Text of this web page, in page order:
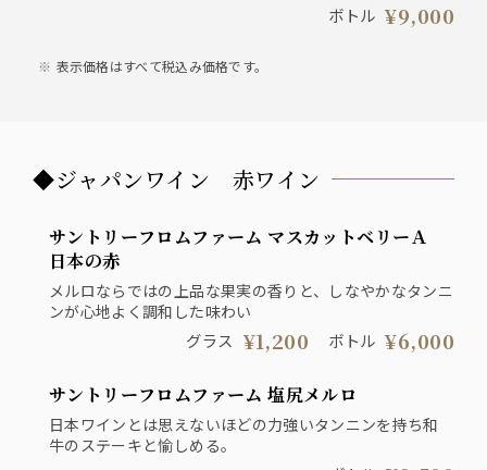
ボトル ¥9,000
表示価格はすべて税込み価格です。
◆ジャパンワイン 赤ワイン
サントリーフロムファーム マスカットベリーＡ
日本の赤
メルロならではの上品な果実の香りと、しなやかなタンニ
ンが心地よく調和した味わい
グラス ¥1,200 ボトル ¥6,000
サントリーフロムファーム 塩尻メルロ
日本ワインとは思えないほどの力強いタンニンを持ち和
牛のステーキと愉しめる。